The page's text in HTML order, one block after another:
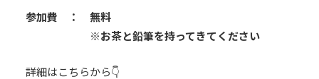
参加費 ： 無料
※お茶と鉛筆を持ってきてください
詳細はこちらから👇